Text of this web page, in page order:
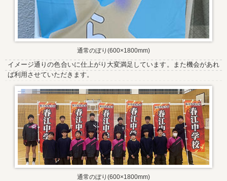
通常のぼり(600×1800mm)
イメージ通りの色合いに仕上がり大変満足しています。また機会があれ
ば利用させていただきます。
通常のぼり(600×1800mm)